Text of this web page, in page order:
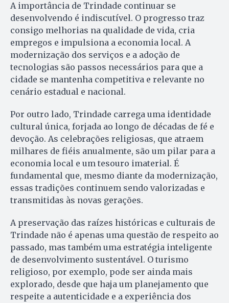
A importância de Trindade continuar se
desenvolvendo é indiscutível. O progresso traz
consigo melhorias na qualidade de vida, cria
empregos e impulsiona a economia local. A
modernização dos serviços e a adoção de
tecnologias são passos necessários para que a
cidade se mantenha competitiva e relevante no
cenário estadual e nacional.
Por outro lado, Trindade carrega uma identidade
cultural única, forjada ao longo de décadas de fé e
devoção. As celebrações religiosas, que atraem
milhares de fiéis anualmente, são um pilar para a
economia local e um tesouro imaterial. É
fundamental que, mesmo diante da modernização,
essas tradições continuem sendo valorizadas e
transmitidas às novas gerações.
A preservação das raízes históricas e culturais de
Trindade não é apenas uma questão de respeito ao
passado, mas também uma estratégia inteligente
de desenvolvimento sustentável. O turismo
religioso, por exemplo, pode ser ainda mais
explorado, desde que haja um planejamento que
respeite a autenticidade e a experiência dos